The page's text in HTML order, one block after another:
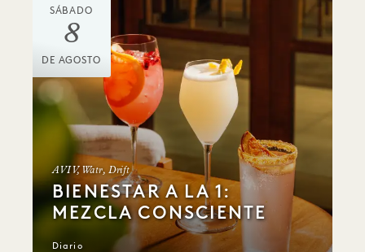
SÁBADO
8
DE AGOSTO
AVIV, Watr, Drift
BIENESTAR A LA 1:
MEZCLA CONSCIENTE
Diario